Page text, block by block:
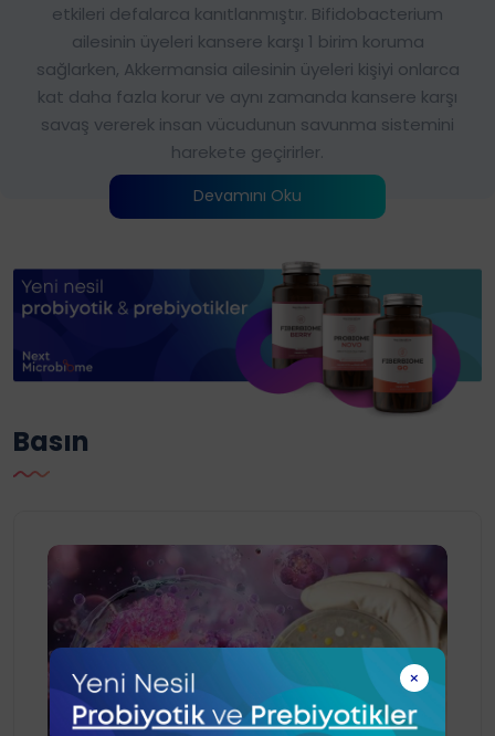
etkileri defalarca kanıtlanmıştır. Bifidobacterium
ailesinin üyeleri kansere karşı 1 birim koruma
sağlarken, Akkermansia ailesinin üyeleri kişiyi onlarca
kat daha fazla korur ve aynı zamanda kansere karşı
savaş vererek insan vücudunun savunma sistemini
harekete geçirirler.
Devamını Oku
Basın
×